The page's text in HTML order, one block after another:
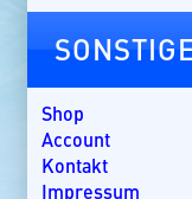
Kap Verde
Kroatien
Kuba
Lakkadiven
Madagaskar
Shop
Account
Kontakt
Impressum